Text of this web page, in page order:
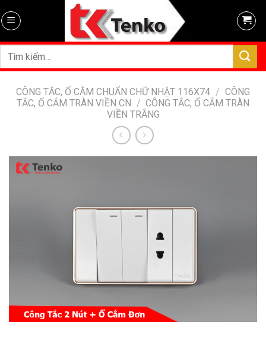
to
Tìm
CÔNG TẮC, Ổ CẮM CHUẨN CHỮ NHẬT 116X74 / CÔNG
TẮC, Ổ CẮM TRÀN VIỀN CN / CÔNG TẮC, Ổ CẮM TRÀN
VIỀN TRẮNG